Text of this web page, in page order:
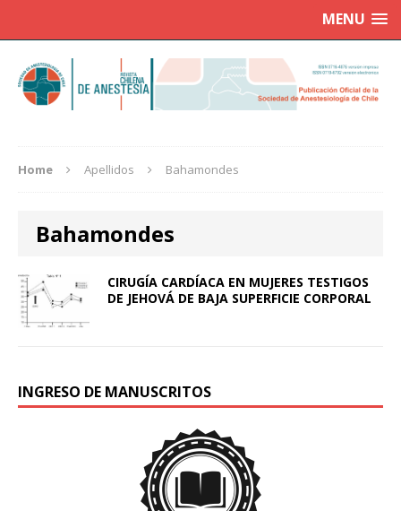
MENU
Home Apellidos Bahamondes
Bahamondes
CIRUGÍA CARDÍACA EN MUJERES TESTIGOS
DE JEHOVÁ DE BAJA SUPERFICIE CORPORAL
INGRESO DE MANUSCRITOS